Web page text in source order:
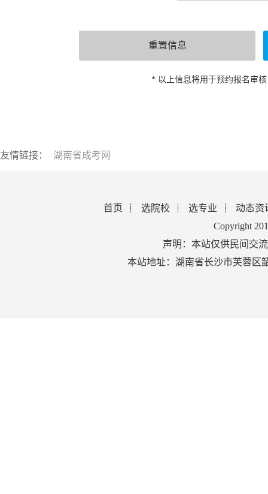
* 以上信息将用于预约报名审
友情链接： 湖南省成考网
首页 选院校 选专业
动态资
Copyright
声明：本站仅供民间交
本站地址：湖南省长沙市芙蓉区